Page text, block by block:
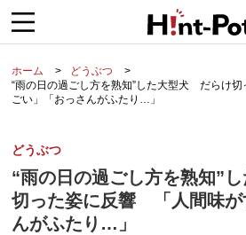
ホーム
どうぶつ
“雨の日の過ごし方を熟知”した大型犬 だらけ
ごい」「おっさんがふたり…」
どうぶつ
“雨の日の過ごし方を熟知”
切った姿に反響 「人間味が
んがふたり…」